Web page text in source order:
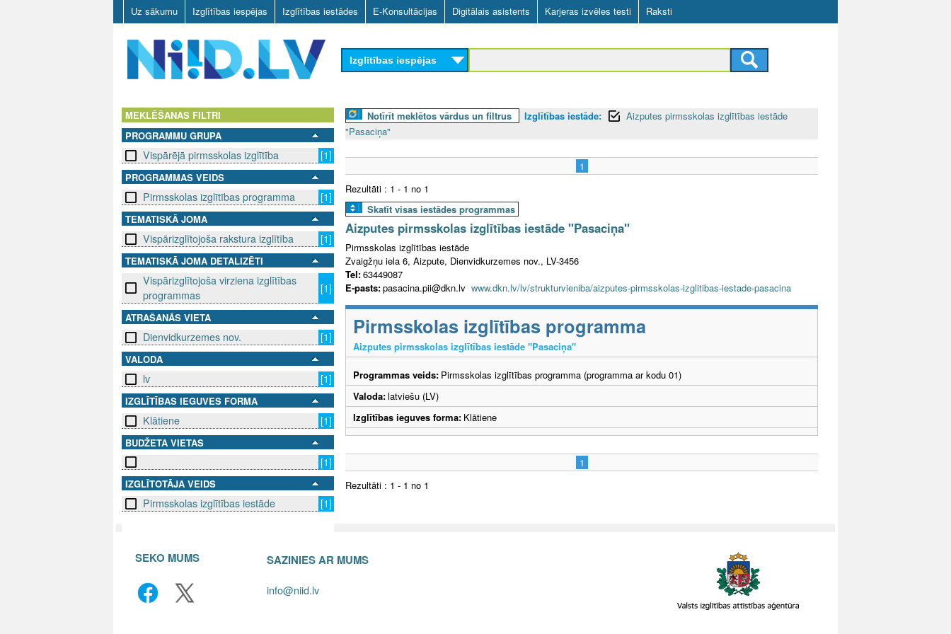
Skip
to
main
content
Uz sākumu Izglītības iespējas Izglītības iestādes E-Konsultācijas Digitālais asistents Karjeras izvēles testi Raksti
D
L
V
Izglītības iespējas
MEKLĒŠANAS FILTRI
PROGRAMMU GRUPA
Vispārējā pirmsskolas izglītība [1]
PROGRAMMAS VEIDS
Pirmsskolas izglītības programma [1]
TEMATISKĀ JOMA
Vispārizglītojoša rakstura izglītība [1]
TEMATISKĀ JOMA DETALIZĒTI
Vispārizglītojoša virziena izglītības
programmas
[1]
ATRAŠANĀS VIETA
Dienvidkurzemes nov. [1]
VALODA
lv [1]
IZGLĪTĪBAS IEGUVES FORMA
Klātiene [1]
BUDŽETA VIETAS
[1]
IZGLĪTOTĀJA VEIDS
Pirmsskolas izglītības iestāde [1]
Notīrīt meklētos vārdus un filtrus Izglītības iestāde:
Aizputes pirmsskolas izglītības iestāde
"Pasaciņa"
1
Rezultāti : 1 - 1 no 1
Skatīt visas iestādes programmas
Aizputes pirmsskolas izglītības iestāde "Pasaciņa"
Pirmsskolas izglītības iestāde
Zvaigžņu iela 6, Aizpute, Dienvidkurzemes nov., LV-3456
Tel:63449087
E-pasts:pasacina.pii@dkn.lv www.dkn.lv/lv/strukturvieniba/aizputes-pirmsskolas-izglitibas-iestade-pasacina
Pirmsskolas izglītības programma
Aizputes pirmsskolas izglītības iestāde "Pasaciņa"
Programmas veids: Pirmsskolas izglītības programma (programma ar kodu 01)
Valoda:latviešu (LV)
Izglītības ieguves forma: Klātiene
1
Rezultāti : 1 - 1 no 1
SEKO MUMS SAZINIES AR MUMS
info@niid.lv